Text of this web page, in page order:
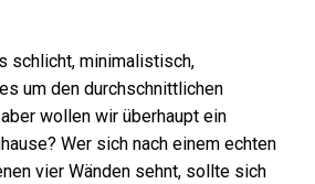
schlicht, minimalistisch,
um den durchschnittlichen
wollen wir überhaupt ein
Wer sich nach einem echten
vier Wänden sehnt, sollte sich